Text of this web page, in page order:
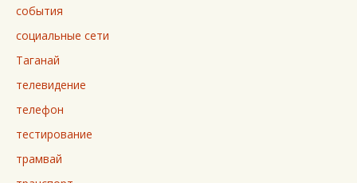
события
социальные сети
Таганай
телевидение
телефон
тестирование
трамвай